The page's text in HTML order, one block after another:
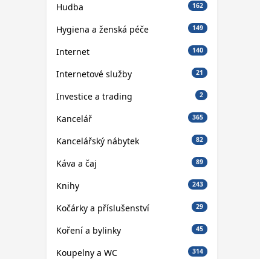
Hudba 162
Hygiena a ženská péče 149
Internet 140
Internetové služby 21
Investice a trading 2
Kancelář 365
Kancelářský nábytek 82
Káva a čaj 89
Knihy 243
Kočárky a příslušenství 29
Koření a bylinky 45
Koupelny a WC 314